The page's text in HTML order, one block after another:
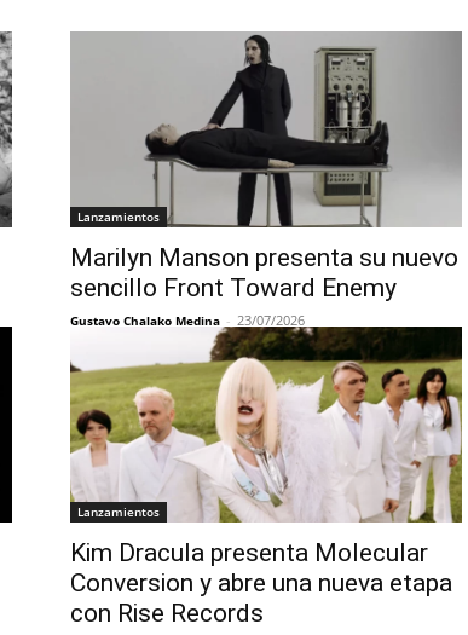
Lanzamientos
Marilyn Manson presenta su nuevo
sencillo Front Toward Enemy
Gustavo Chalako Medina - 23/07/2026
Lanzamientos
Kim Dracula presenta Molecular
Conversion y abre una nueva etapa
con Rise Records